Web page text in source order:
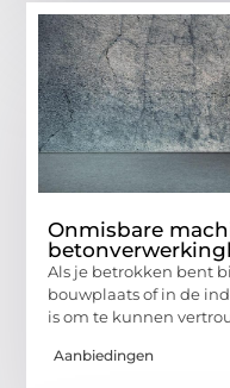
Onmisbare
Als je betrokken bent
bouwplaats of in de
is om te kunnen
Aanbiedingen